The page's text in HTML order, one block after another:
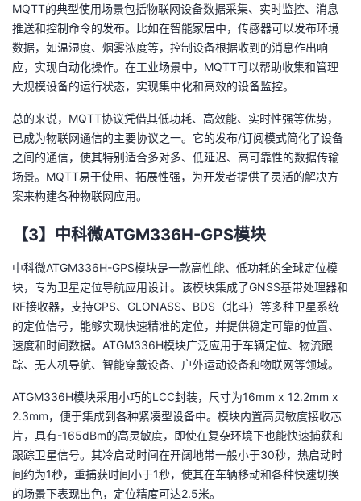
MQTT的典型使用场景包括物联网设备数据采集、实时监控、消息
推送和控制命令的发布。比如在智能家居中，传感器可以发布环境
数据，如温湿度、烟雾浓度等，控制设备根据收到的消息作出响
应，实现自动化操作。在工业场景中，MQTT可以帮助收集和管理
大规模设备的运行状态，实现集中化和高效的设备监控。
总的来说，MQTT协议凭借其低功耗、高效能、实时性强等优势，
已成为物联网通信的主要协议之一。它的发布/订阅模式简化了设备
之间的通信，使其特别适合多对多、低延迟、高可靠性的数据传输
场景。MQTT易于使用、拓展性强，为开发者提供了灵活的解决方
案来构建各种物联网应用。
【3】中科微ATGM336H-GPS模块
中科微ATGM336H-GPS模块是一款高性能、低功耗的全球定位模
块，专为卫星定位导航应用设计。该模块集成了GNSS基带处理器和
RF接收器，支持GPS、GLONASS、BDS（北斗）等多种卫星系统
的定位信号，能够实现快速精准的定位，并提供稳定可靠的位置、
速度和时间数据。ATGM336H模块广泛应用于车辆定位、物流跟
踪、无人机导航、智能穿戴设备、户外运动设备和物联网等领域。
ATGM336H模块采用小巧的LCC封装，尺寸为16mm x 12.2mm x
2.3mm，便于集成到各种紧凑型设备中。模块内置高灵敏度接收芯
片，具有-165dBm的高灵敏度，即使在复杂环境下也能快速捕获和
跟踪卫星信号。其冷启动时间在开阔地带一般小于30秒，热启动时
间约为1秒，重捕获时间小于1秒，使其在车辆移动和各种快速切换
的场景下表现出色，定位精度可达2.5米。